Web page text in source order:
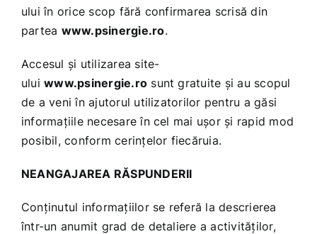
ului în orice scop fără confirmarea scrisă din
partea www.psinergie.ro.
Accesul şi utilizarea site-
uluiwww.psinergie.ro sunt gratuite şi au scopul
de a veni în ajutorul utilizatorilor pentru a găsi
informaţiile necesare în cel mai uşor şi rapid mod
posibil, conform cerinţelor fiecăruia.
NEANGAJAREA RĂSPUNDERII
Conţinutul informaţiilor se referă la descrierea
într-un anumit grad de detaliere a activităţilor,